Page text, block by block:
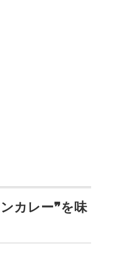
カレー❞を味